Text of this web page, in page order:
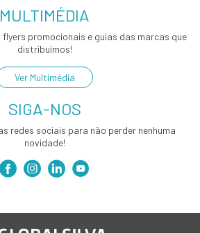
MULTIMÉDIA
promocionais e guias das marcas que
distribuímos!
Ver Multimédia
SIGA-NOS
redes sociais para não perder nenhuma
novidade!